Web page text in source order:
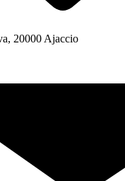
20000 Ajaccio